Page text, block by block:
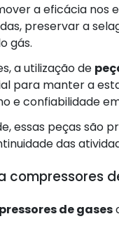
a eficácia nos
preservar a
gás.
a utilização de
para manter a
e confiabilidade
essas peças são
das
compressores
de gases